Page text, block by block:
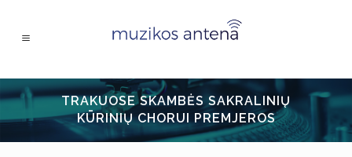
TRAKUOSE SKAMBĖS SAKRALINIŲ
KŪRINIŲ CHORUI PREMJEROS